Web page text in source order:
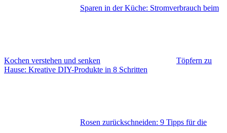
Sparen in der Küche: Stromverbrauch beim
Kochen verstehen und senken
Töpfern zu
Hause: Kreative DIY-Produkte in 8 Schritten
Rosen zurückschneiden: 9 Tipps für die